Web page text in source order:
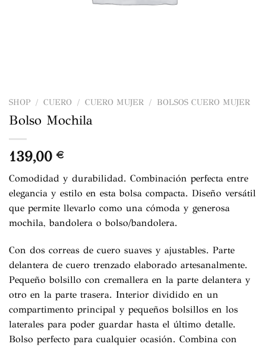
SHOP / CUERO / CUERO MUJER / BOLSOS CUERO MUJER
Bolso Mochila
139,00 €
Comodidad y durabilidad. Combinación perfecta entre
elegancia y estilo en esta bolsa compacta. Diseño versátil
que permite llevarlo como una cómoda y generosa
mochila, bandolera o bolso/bandolera.
Con dos correas de cuero suaves y ajustables. Parte
delantera de cuero trenzado elaborado artesanalmente.
Pequeño bolsillo con cremallera en la parte delantera y
otro en la parte trasera. Interior dividido en un
compartimento principal y pequeños bolsillos en los
laterales para poder guardar hasta el último detalle.
Bolso perfecto para cualquier ocasión. Combina con